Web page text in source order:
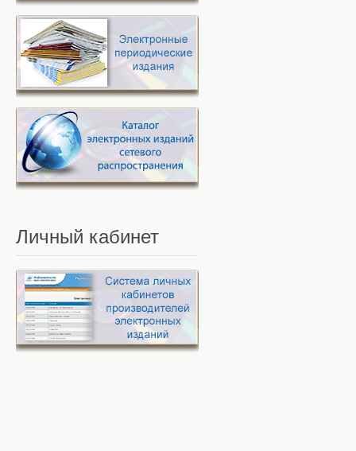
Личный кабинет